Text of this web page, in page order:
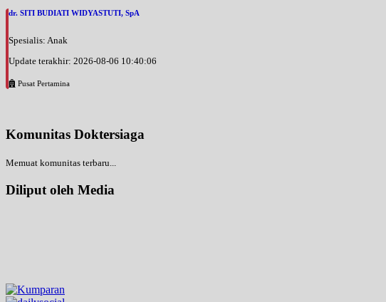
dr. SITI BUDIATI WIDYASTUTI, SpA
Spesialis: Anak
Update terakhir: 2026-08-06 10:40:06
Pusat Pertamina
Komunitas Doktersiaga
Memuat komunitas terbaru...
Diliput oleh Media